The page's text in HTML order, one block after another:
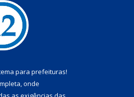
para prefeituras!
onde